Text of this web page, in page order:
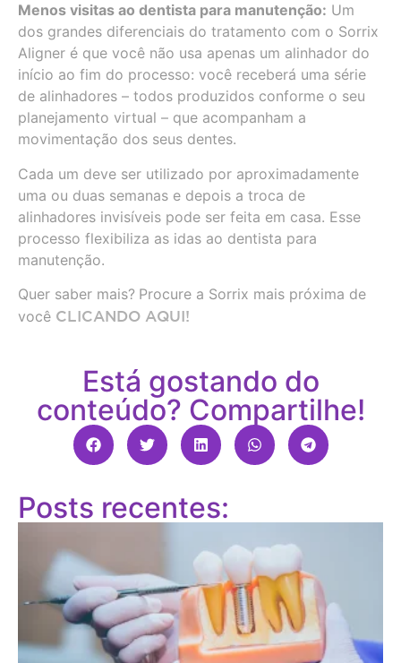
Menos visitas ao dentista para manutenção: Um
dos grandes diferenciais do tratamento com o Sorrix
Aligner é que você não usa apenas um alinhador do
início ao fim do processo: você receberá uma série
de alinhadores – todos produzidos conforme o seu
planejamento virtual – que acompanham a
movimentação dos seus dentes.
Cada um deve ser utilizado por aproximadamente
uma ou duas semanas e depois a troca de
alinhadores invisíveis pode ser feita em casa. Esse
processo flexibiliza as idas ao dentista para
manutenção.
Quer saber mais? Procure a Sorrix mais próxima de
você CLICANDO AQUI!
Está gostando do
conteúdo? Compartilhe!
Posts recentes: